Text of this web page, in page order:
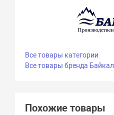
Все товары категории
Все товары бренда Байкал
Похожие товары